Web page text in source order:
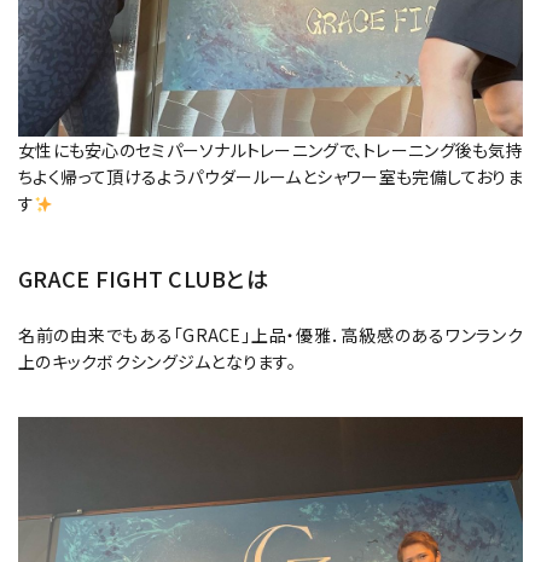
女性にも安心のセミパーソナルトレーニングで、トレーニング後も気持
ちよく帰って頂けるようパウダールームとシャワー室も完備しておりま
す
GRACE FIGHT CLUBとは
名前の由来でもある「GRACE」上品・優雅．高級感のあるワンランク
上のキックボクシングジムとなります。